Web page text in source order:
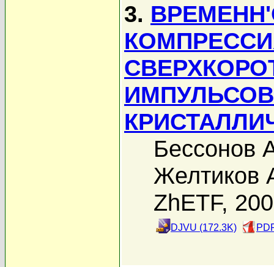
3.
Бессонов
Желтиков
ZhETF,
DJVU (172.3K)